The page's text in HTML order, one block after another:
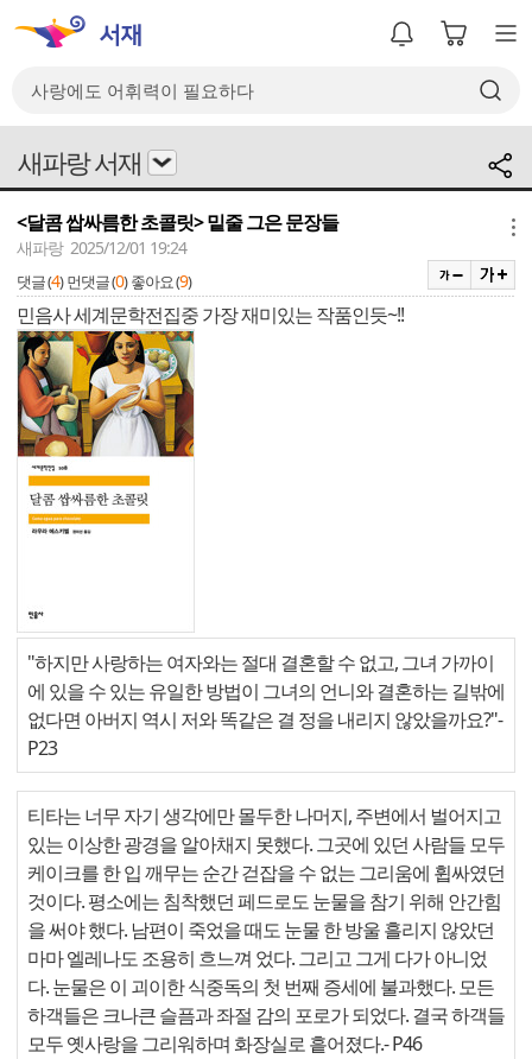
새파랑 서재
<달콤 쌉싸름한 초콜릿> 밑줄 그은 문장들
새파랑 2025/12/01 19:24
댓글 (4) 먼댓글 (0) 좋아요 (9)
민음사 세계문학전집중 가장 재미있는 작품인듯~!!
"하지만 사랑하는 여자와는 절대 결혼할 수 없고, 그녀 가까이
에 있을 수 있는 유일한 방법이 그녀의 언니와 결혼하는 길밖에
없다면 아버지 역시 저와 똑같은 결 정을 내리지 않았을까요?"-
P23
티타는 너무 자기 생각에만 몰두한 나머지, 주변에서 벌어지고
있는 이상한 광경을 알아채지 못했다. 그곳에 있던 사람들 모두
케이크를 한 입 깨무는 순간 걷잡을 수 없는 그리움에 휩싸였던
것이다. 평소에는 침착했던 페드로도 눈물을 참기 위해 안간힘
을 써야 했다. 남편이 죽었을 때도 눈물 한 방울 흘리지 않았던
마마 엘레나도 조용히 흐느껴 었다. 그리고 그게 다가 아니었
다. 눈물은 이 괴이한 식중독의 첫 번째 증세에 불과했다. 모든
하객들은 크나큰 슬픔과 좌절 감의 포로가 되었다. 결국 하객들
모두 옛사랑을 그리워하며 화장실로 흩어졌다.- P46